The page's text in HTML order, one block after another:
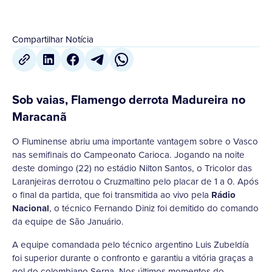
Compartilhar Notícia
Sob vaias, Flamengo derrota Madureira no
Maracanã
O Fluminense abriu uma importante vantagem sobre o Vasco
nas semifinais do Campeonato Carioca. Jogando na noite
deste domingo (22) no estádio Nilton Santos, o Tricolor das
Laranjeiras derrotou o Cruzmaltino pelo placar de 1 a 0. Após
o final da partida, que foi transmitida ao vivo pela Rádio
Nacional, o técnico Fernando Diniz foi demitido do comando
da equipe de São Januário.
A equipe comandada pelo técnico argentino Luis Zubeldía
foi superior durante o confronto e garantiu a vitória graças a